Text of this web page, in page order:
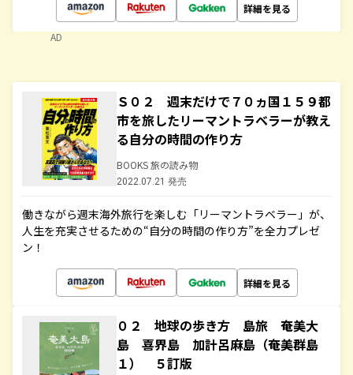
詳細を見る
AD
Ｓ０２ 週末だけで７０ヵ国１５９都
市を旅したリーマントラベラーが教え
る自分の時間の作り方
BOOKS 旅の読み物
2022.07.21 発売
働きながら週末海外旅行を楽しむ「リーマントラベラー」が、
人生を充実させるための“自分の時間の作り方”を全力プレゼ
ン！
詳細を見る
０２ 地球の歩き方 島旅 奄美大
島 喜界島 加計呂麻島（奄美群島
１） ５訂版